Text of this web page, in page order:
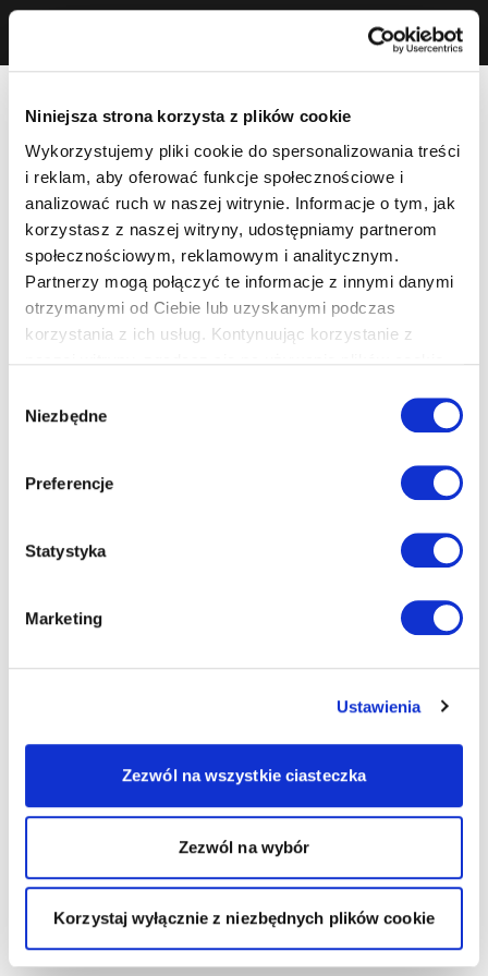
Niniejsza strona korzysta z plików cookie
Wykorzystujemy pliki cookie do spersonalizowania treści
i reklam, aby oferować funkcje społecznościowe i
analizować ruch w naszej witrynie. Informacje o tym, jak
korzystasz z naszej witryny, udostępniamy partnerom
społecznościowym, reklamowym i analitycznym.
Partnerzy mogą połączyć te informacje z innymi danymi
otrzymanymi od Ciebie lub uzyskanymi podczas
korzystania z ich usług. Kontynuując korzystanie z
zgody
Niezbędne
Preferencje
Statystyka
Marketing
Ustawienia
Zezwól na wszystkie ciasteczka
Zezwól na wybór
Korzystaj wyłącznie z niezbędnych plików cookie